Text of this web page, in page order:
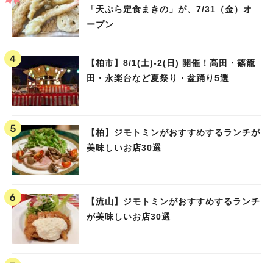
「天ぷら定食まきの」が、7/31（金）オ
ープン
【柏市】8/1(土)‐2(日) 開催！高田・篠籠
田・永楽台など夏祭り・盆踊り5選
【柏】ジモトミンがおすすめするランチが
美味しいお店30選
【流山】ジモトミンがおすすめするランチ
が美味しいお店30選